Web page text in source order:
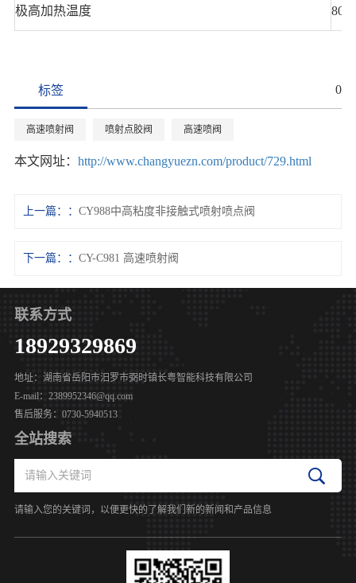
极高加热温度 80℃
标签 0
高速喷射阀 喷射点胶阀 高速喷阀
本文网址： http://www.changyuezn.com/product/729.html
上一篇： CY988中高粘度非接触式喷射喷点阀
下一篇： CY-C981 高速喷射阀
联系方式
18929329869
地址：湖南省岳阳市汨罗市弼时镇长粤智能科技有限公司
E-mail：2389952346@qq.com
售后服务：0730-5940513
全站搜索
请输入您的关键词，以便更快的了解我们新的新闻和产品信息